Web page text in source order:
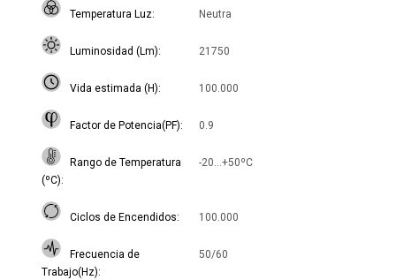
Temperatura Luz Neutra
Luminosidad (Lm) 21750
Vida estimada (H) 100.000
Factor de Potencia(PF) 0.9
Rango de Temperatura
(ºC)
-20...+50ºC
Ciclos de Encendidos 100.000
Frecuencia de
Trabajo(Hz)
50/60